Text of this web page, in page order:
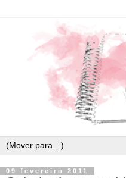
09 fevereiro 2011